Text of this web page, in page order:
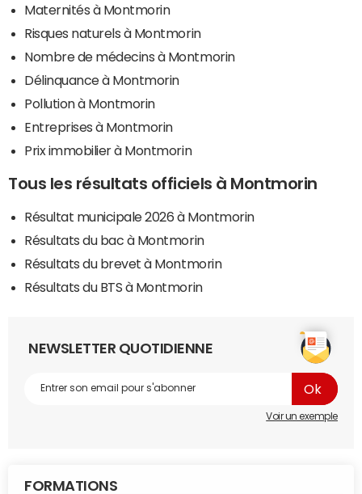
Maternités à Montmorin
Risques naturels à Montmorin
Nombre de médecins à Montmorin
Délinquance à Montmorin
Pollution à Montmorin
Entreprises à Montmorin
Prix immobilier à Montmorin
Tous les résultats officiels à Montmorin
Résultat municipale 2026 à Montmorin
Résultats du bac à Montmorin
Résultats du brevet à Montmorin
Résultats du BTS à Montmorin
NEWSLETTER QUOTIDIENNE
Voir un exemple
FORMATIONS